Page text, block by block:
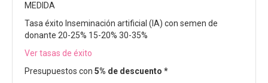
MEDIDA
Tasa éxito Inseminación artificial (IA) con semen de
donante 20-25% 15-20% 30-35%
Ver tasas de éxito
Presupuestos con 5% de descuento *